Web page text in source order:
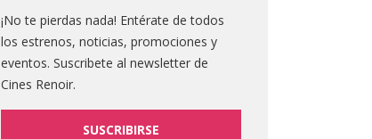
¡No te pierdas nada! Entérate de todos
los estrenos, noticias, promociones y
eventos. Suscribete al newsletter de
Cines Renoir.
SUSCRIBIRSE